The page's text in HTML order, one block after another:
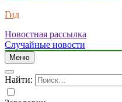
Гид
Новостная рассылка
Случайные новости
Меню
Найти: